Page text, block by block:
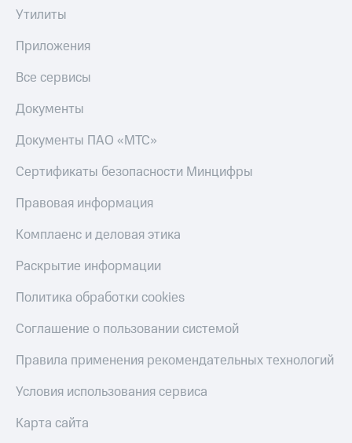
Утилиты
Приложения
Все сервисы
Документы
Документы ПАО «МТС»
Сертификаты безопасности Минцифры
Правовая информация
Комплаенс и деловая этика
Раскрытие информации
Политика обработки cookies
Соглашение о пользовании системой
Правила применения рекомендательных технологий
Условия использования сервиса
Карта сайта